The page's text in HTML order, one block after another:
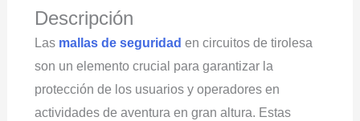
Descripción
Las mallas de seguridad en circuitos de tirolesa
son un elemento crucial para garantizar la
protección de los usuarios y operadores en
actividades de aventura en gran altura. Estas